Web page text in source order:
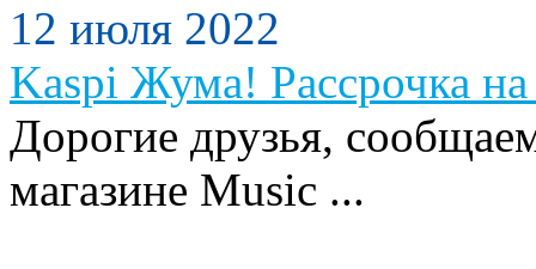
12 июля 2022
Kaspi Жума! Рассрочка на
Дорогие друзья,
магазине Music ...